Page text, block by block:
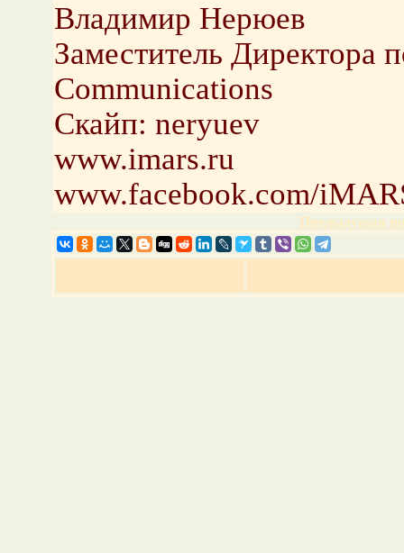
Владимир Нерюев
Заместитель Директора
Communications
Скайп: neryuev
www.imars.ru
www.facebook.com/
Предыдущая